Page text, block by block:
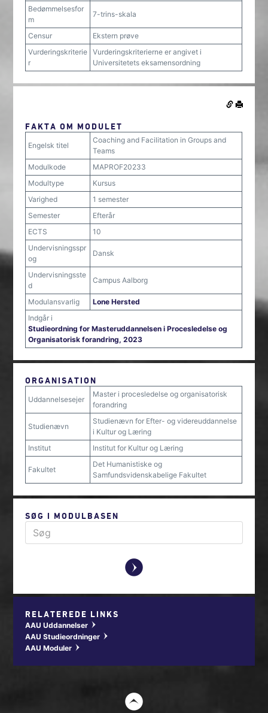
Bedømmelsesfor
m
7-trins-skala
Censur
Ekstern prøve
Vurderingskriterie
r
Vurderingskriterierne er angivet i
Universitetets eksamensordning
FAKTA OM MODULET
Engelsk titel
Coaching and Facilitation in Groups and
Teams
Modulkode
MAPROF20233
Modultype
Kursus
Varighed
1 semester
Semester
Efterår
ECTS
10
Undervisningsspr
og
Dansk
Undervisningsste
d
Campus Aalborg
Modulansvarlig
Lone Hersted
Indgår i
Studieordning for Masteruddannelsen i Procesledelse og
Organisatorisk forandring, 2023
ORGANISATION
Uddannelsesejer
Master i procesledelse og organisatorisk
forandring
Studienævn
Studienævn for Efter- og videreuddannelse
i Kultur og Læring
Institut
Institut for Kultur og Læring
Fakultet
Det Humanistiske og
Samfundsvidenskabelige Fakultet
SØG I MODULBASEN
y
RELATEREDE LINKS
AAU Uddannelser w
AAU Studieordninger w
AAU Moduler w
t